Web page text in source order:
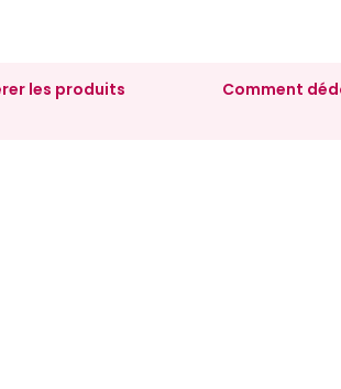
les produits
Comment